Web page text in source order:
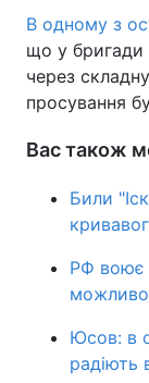
В одному з
що у бригади
через
просування
Вас також
Били
РФ воює
Юсов: в
радіють